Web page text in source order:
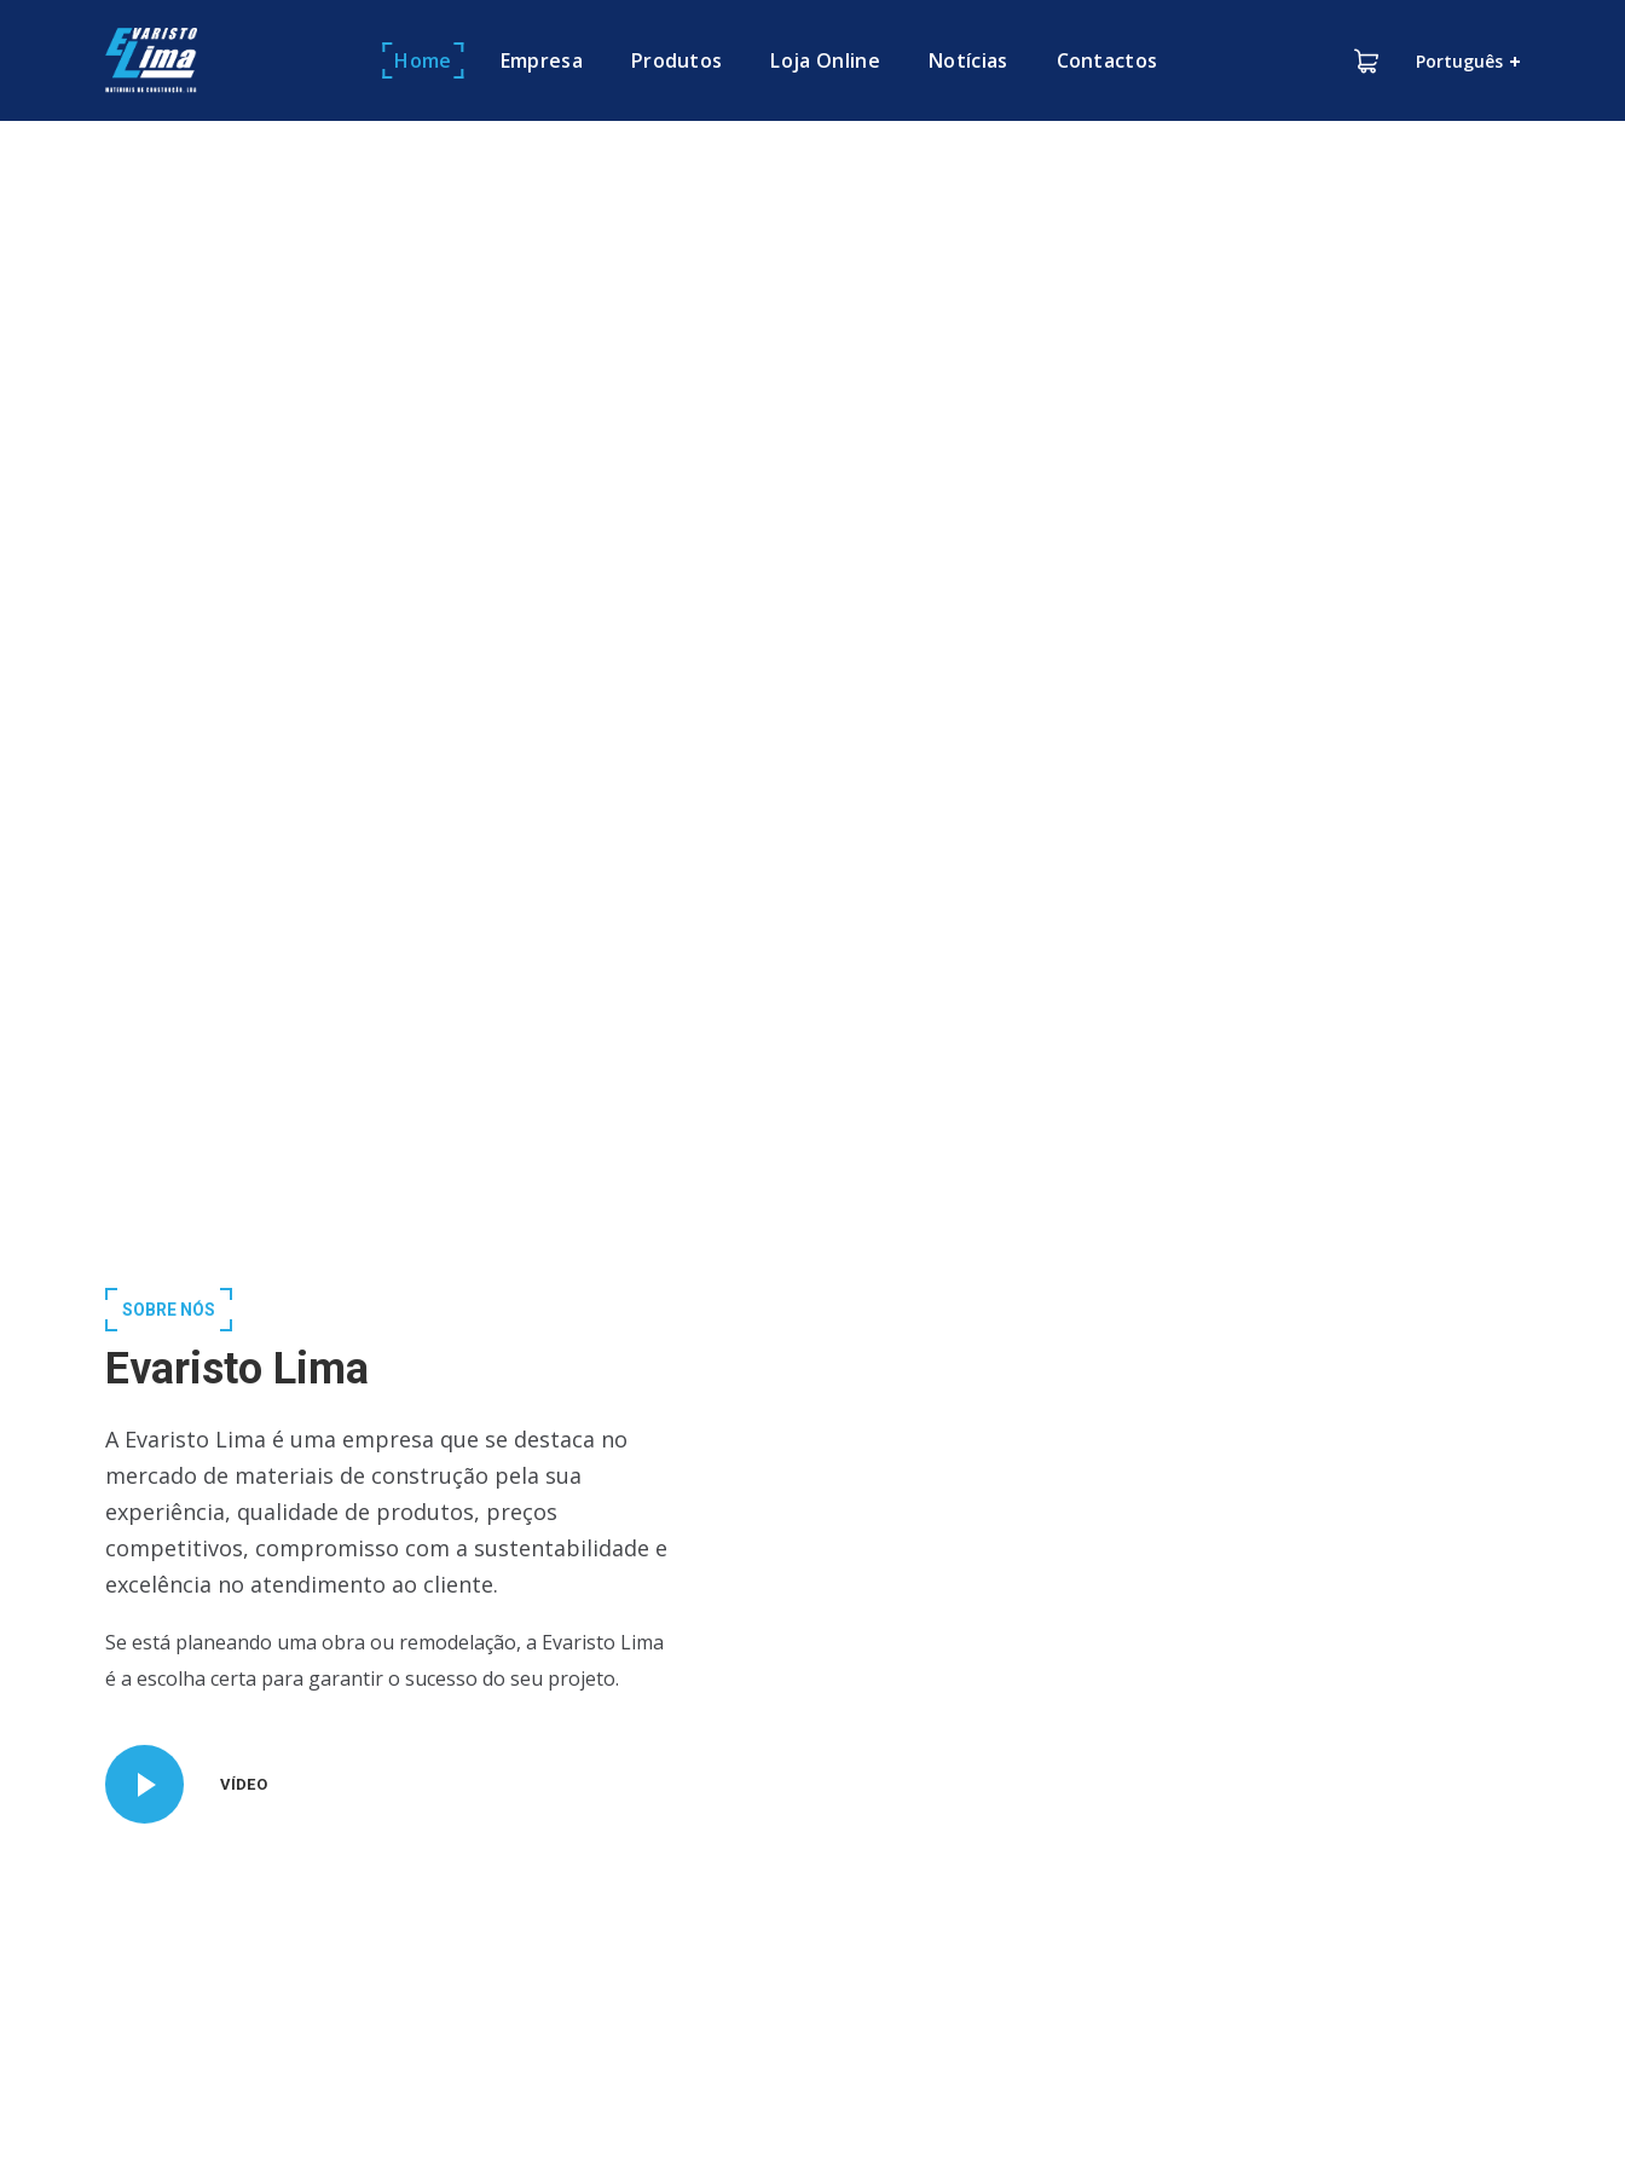
Home Empresa Produtos Loja Online Notícias Contactos Português
SOBRE NÓS
Evaristo Lima
A Evaristo Lima é uma empresa que se destaca no
mercado de materiais de construção pela sua
experiência, qualidade de produtos, preços
competitivos, compromisso com a sustentabilidade e
excelência no atendimento ao cliente.
Se está planeando uma obra ou remodelação, a Evaristo Lima
é a escolha certa para garantir o sucesso do seu projeto.
VÍDEO